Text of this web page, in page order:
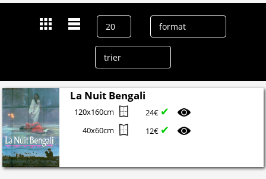
La Nuit Bengali
120x160cm 24€ ✔
40x60cm 12€ ✔